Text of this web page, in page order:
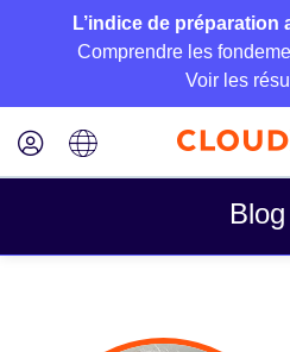
L’indice de préparation
Comprendre les
Voir les
Blog